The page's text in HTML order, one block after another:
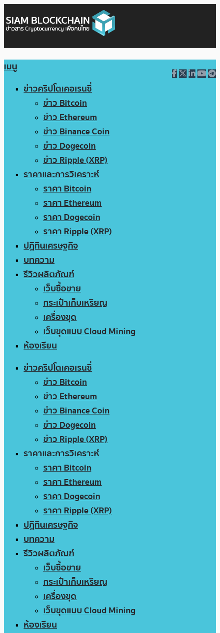
เมนู
ข่าวคริปโตเคอเรนซี่
ข่าว Bitcoin
ข่าว Ethereum
ข่าว Binance Coin
ข่าว Dogecoin
ข่าว Ripple (XRP)
ราคาและการวิเคราะห์
ราคา Bitcoin
ราคา Ethereum
ราคา Dogecoin
ราคา Ripple (XRP)
ปฏิทินเศรษฐกิจ
บทความ
รีวิวผลิตภัณฑ์
เว็บซื้อขาย
กระเป๋าเก็บเหรียญ
เครื่องขุด
เว็บขุดแบบ Cloud Mining
ห้องเรียน
ข่าวคริปโตเคอเรนซี่
ข่าว Bitcoin
ข่าว Ethereum
ข่าว Binance Coin
ข่าว Dogecoin
ข่าว Ripple (XRP)
ราคาและการวิเคราะห์
ราคา Bitcoin
ราคา Ethereum
ราคา Dogecoin
ราคา Ripple (XRP)
ปฏิทินเศรษฐกิจ
บทความ
รีวิวผลิตภัณฑ์
เว็บซื้อขาย
กระเป๋าเก็บเหรียญ
เครื่องขุด
เว็บขุดแบบ Cloud Mining
ห้องเรียน